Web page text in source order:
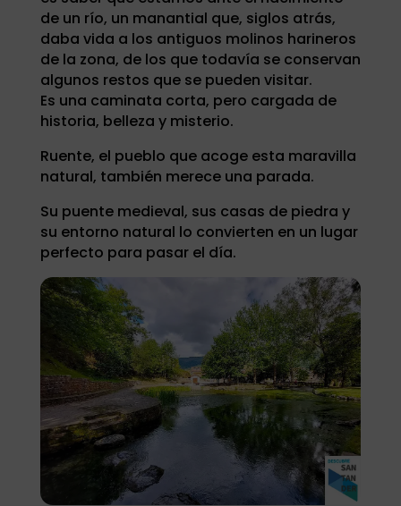
de un río, un manantial que, siglos atrás,
daba vida a los antiguos molinos harineros
de la zona, de los que todavía se conservan
algunos restos que se pueden visitar.
Es una caminata corta, pero cargada de
historia, belleza y misterio.
Ruente, el pueblo que acoge esta maravilla
natural, también merece una parada.
Su puente medieval, sus casas de piedra y
su entorno natural lo convierten en un lugar
perfecto para pasar el día.